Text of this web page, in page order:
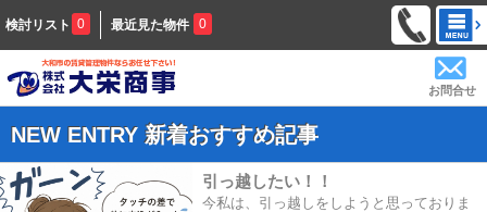
検討リスト 0 最近見た物件 0
お問合せ
NEW ENTRY 新着おすすめ記事
引っ越したい！！
今私は、引っ越しをしようと思っておりま